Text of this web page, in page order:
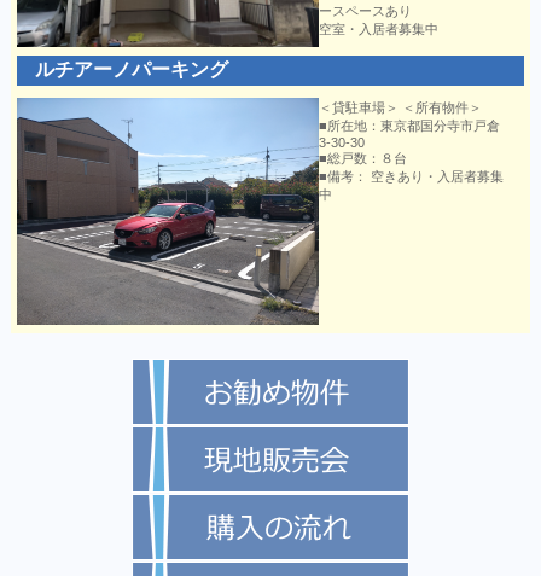
ースペースあり
空室・入居者募集中
ルチアーノパーキング
＜貸駐車場＞ ＜所有物件＞
■所在地：東京都国分寺市戸倉
3-30-30
■総戸数：８台
■備考： 空きあり・入居者募集
中